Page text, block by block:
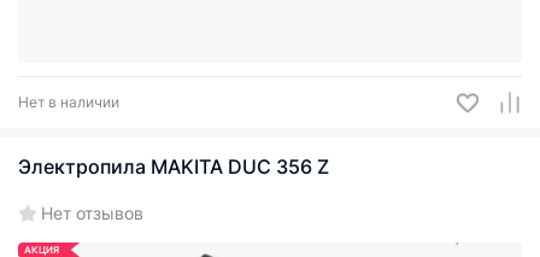
Нет в наличии
Электропила MAKITA DUC 356 Z
Нет отзывов
АКЦИЯ